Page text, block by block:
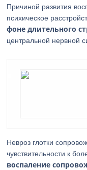
Причиной развития
психическое
фоне длительного
центральной нервной
Невроз глотки
чувствительности к
воспаление